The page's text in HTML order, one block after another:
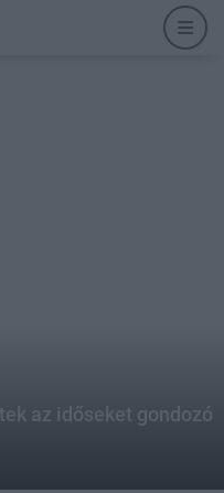
az időseket gondozó